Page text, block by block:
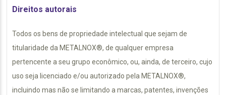
Direitos autorais
Todos os bens de propriedade intelectual que sejam de
titularidade da METALNOX®, de qualquer empresa
pertencente a seu grupo econômico, ou, ainda, de terceiro, cujo
uso seja licenciado e/ou autorizado pela METALNOX®,
incluindo mas não se limitando a marcas, patentes, invenções